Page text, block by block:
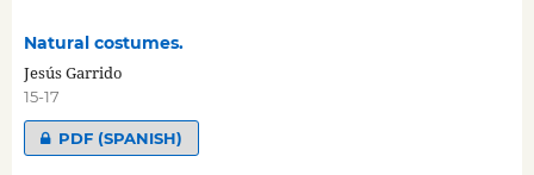
Natural costumes.
Jesús Garrido
15-17
PDF (SPANISH)